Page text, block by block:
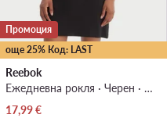
още 25% Код: LAST
Промоция
Reebok
Ежедневна рокля · Черен · Мини
Актуална цена
17,99€